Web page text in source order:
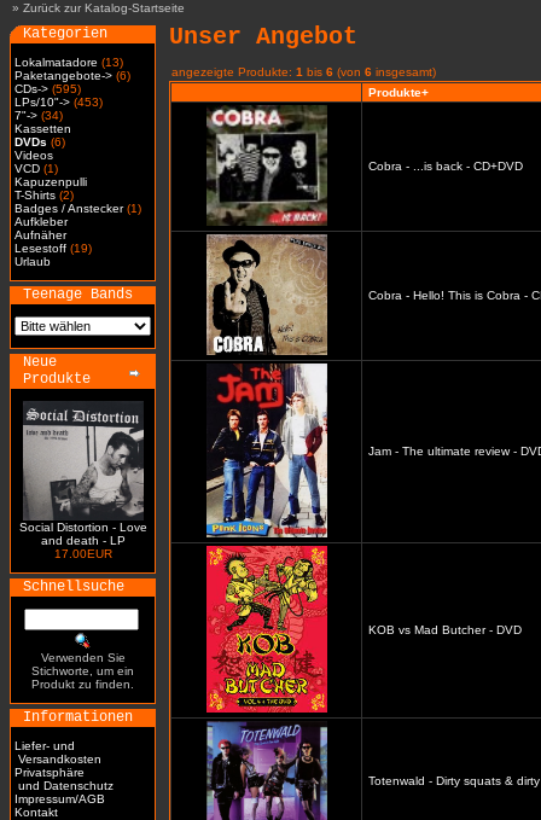
» Zurück zur Katalog-Startseite
Kategorien
Lokalmatadore (13)
Paketangebote-> (6)
CDs-> (595)
LPs/10"-> (453)
7"-> (34)
Kassetten
DVDs (6)
Videos
VCD (1)
Kapuzenpulli
T-Shirts (2)
Badges / Anstecker(1)
Aufkleber
Aufnäher
Lesestoff (19)
Urlaub
Teenage Bands
Neue
Produkte
Social Distortion - Love
and death - LP
17.00EUR
Schnellsuche
Verwenden Sie
Stichworte, um ein
Produkt zu finden.
Informationen
Liefer- und
Versandkosten
Privatsphäre
und Datenschutz
Impressum/AGB
Kontakt
Unser Angebot
angezeigte Produkte: 1 bis 6 (von 6 insgesamt)
Produkte+
Cobra - ...is back - CD+DVD
Cobra - Hello! This is Cobra -
Jam - The ultimate review -
KOB vs Mad Butcher - DVD
Totenwald - Dirty squats &